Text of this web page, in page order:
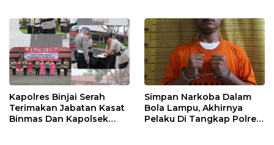
Kapolres Binjai Serah
Terimakan Jabatan Kasat
Binmas Dan Kapolsek
Simpan Narkoba Dalam
Bola Lampu, Akhirnya
Pelaku Di Tangkap Polres